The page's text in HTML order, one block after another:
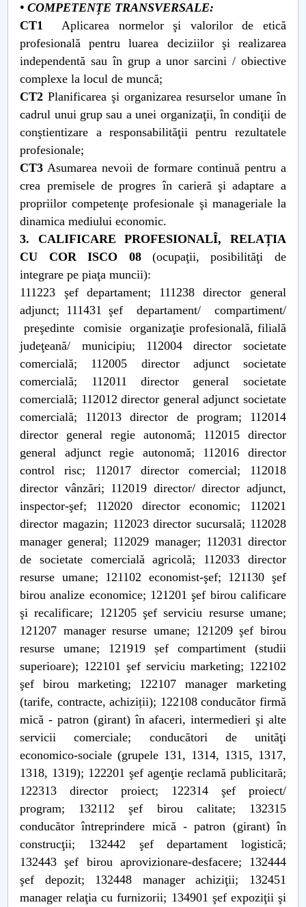
• COMPETENȚE TRANSVERSALE:
CT1 Aplicarea normelor şi valorilor de etică
profesională pentru luarea deciziilor şi realizarea
independentă sau în grup a unor sarcini / obiective
complexe la locul de muncă;
CT2 Planificarea şi organizarea resurselor umane în
cadrul unui grup sau a unei organizaţii, în condiţii de
conştientizare a responsabilităţii pentru rezultatele
profesionale;
CT3 Asumarea nevoii de formare continuă pentru a
crea premisele de progres în carieră şi adaptare a
propriilor competenţe profesionale şi manageriale la
dinamica mediului economic.
3. CALIFICARE PROFESIONALÎ, RELAȚIA
CU COR ISCO 08(ocupaţii, posibilităţi de
integrare pe piaţa muncii):
111223 şef departament; 111238 director general
adjunct; 111431 şef departament/ compartiment/
preşedinte comisie organizaţie profesională, filială
judeţeană/ municipiu; 112004 director societate
comercială; 112005 director adjunct societate
comercială; 112011 director general societate
comercială; 112012 director general adjunct societate
comercială; 112013 director de program; 112014
director general regie autonomă; 112015 director
general adjunct regie autonomă; 112016 director
control risc; 112017 director comercial; 112018
director vânzări; 112019 director/ director adjunct,
inspector-şef; 112020 director economic; 112021
director magazin; 112023 director sucursală; 112028
manager general; 112029 manager; 112031 director
de societate comercială agricolă; 112033 director
resurse umane; 121102 economist-şef; 121130 şef
birou analize economice; 121201 şef birou calificare
şi recalificare; 121205 şef serviciu resurse umane;
121207 manager resurse umane; 121209 şef birou
resurse umane; 121919 șef compartiment (studii
superioare); 122101 şef serviciu marketing; 122102
şef birou marketing; 122107 manager marketing
(tarife, contracte, achiziții); 122108 conducător firmă
mică - patron (girant) în afaceri, intermedieri şi alte
servicii comerciale; conducători de unităţi
economico-sociale (grupele 131, 1314, 1315, 1317,
1318, 1319); 122201 şef agenţie reclamă publicitară;
122313 director proiect; 122314 şef proiect/
program; 132112 şef birou calitate; 132315
conducător întreprindere mică - patron (girant) în
construcţii; 132442 şef departament logistică;
132443 şef birou aprovizionare-desfacere; 132444
şef depozit; 132448 manager achiziţii; 132451
manager relaţia cu furnizorii; 134901 şef expoziţii şi